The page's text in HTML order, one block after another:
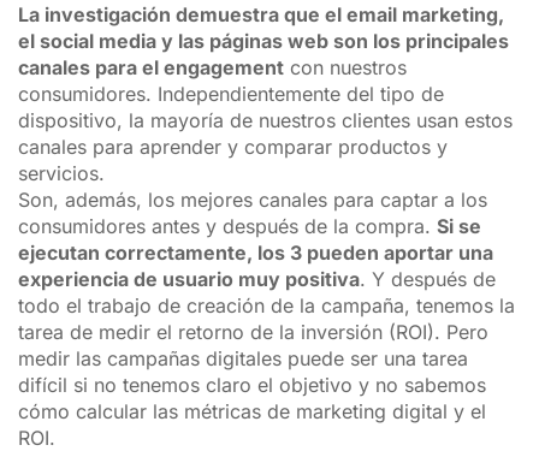
La investigación demuestra que el email marketing,
el social media y las páginas web son los principales
canales para el engagement con nuestros
consumidores. Independientemente del tipo de
dispositivo, la mayoría de nuestros clientes usan estos
canales para aprender y comparar productos y
servicios.
Son, además, los mejores canales para captar a los
consumidores antes y después de la compra. Si se
ejecutan correctamente, los 3 pueden aportar una
experiencia de usuario muy positiva. Y después de
todo el trabajo de creación de la campaña, tenemos la
tarea de medir el retorno de la inversión (ROI). Pero
medir las campañas digitales puede ser una tarea
difícil si no tenemos claro el objetivo y no sabemos
cómo calcular las métricas de marketing digital y el
ROI.